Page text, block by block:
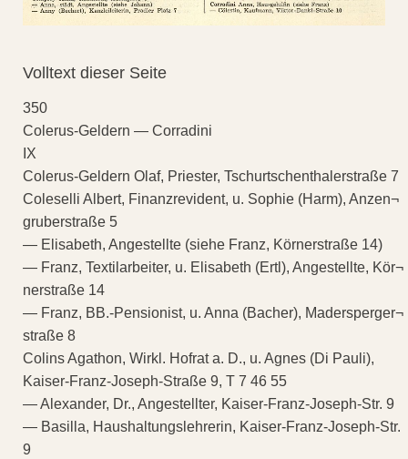
Volltext dieser Seite
350
Colerus-Geldern — Corradini
IX
Colerus-Geldern Olaf, Priester, Tschurtschenthalerstraße 7
Coleselli Albert, Finanzrevident, u. Sophie (Harm), Anzen¬
gruberstraße 5
— Elisabeth, Angestellte (siehe Franz, Körnerstraße 14)
— Franz, Textilarbeiter, u. Elisabeth (Ertl), Angestellte, Kör¬
nerstraße 14
— Franz, BB.-Pensionist, u. Anna (Bacher), Madersperger¬
straße 8
Colins Agathon, Wirkl. Hofrat a. D., u. Agnes (Di Pauli),
Kaiser-Franz-Joseph-Straße 9, T 7 46 55
— Alexander, Dr., Angestellter, Kaiser-Franz-Joseph-Str. 9
— Basilla, Haushaltungslehrerin, Kaiser-Franz-Joseph-Str.
9